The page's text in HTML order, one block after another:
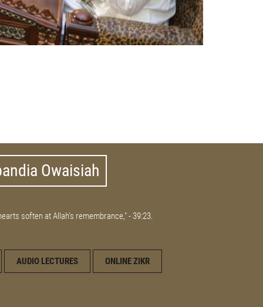
Owaisiah
soften at Allah's remembrance," - 39:23.
AUDIO LECTURES ONLINE ZIKR